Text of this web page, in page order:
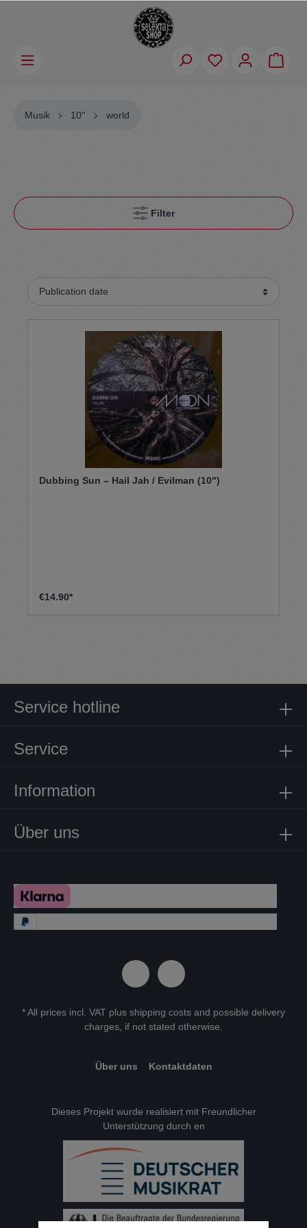
Musik 10'' world
Filter
Dubbing Sun – Hail Jah / Evilman (10")
€14.90*
Über uns
Service hotline
Service
Information
* All prices incl. VAT plus shipping costs and possible delivery
charges, if not stated otherwise.
Über uns Kontaktdaten
Dieses Projekt wurde realisiert mit Freundlicher
Unterstützung durch en